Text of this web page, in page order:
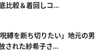
比較＆着回しコ...
呪縛を断ち切りたい」地元の男
された紗希子さ...